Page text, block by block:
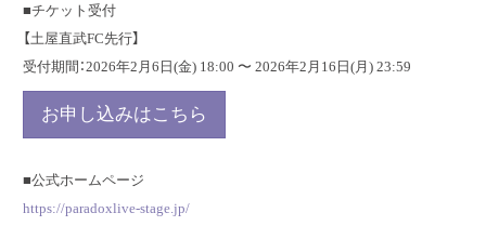
■チケット受付
【土屋直武FC先行】
受付期間：2026年2月6日(金) 18:00 〜 2026年2月16日(月) 23:59
お申し込みはこちら
■公式ホームページ
https://paradoxlive-stage.jp/